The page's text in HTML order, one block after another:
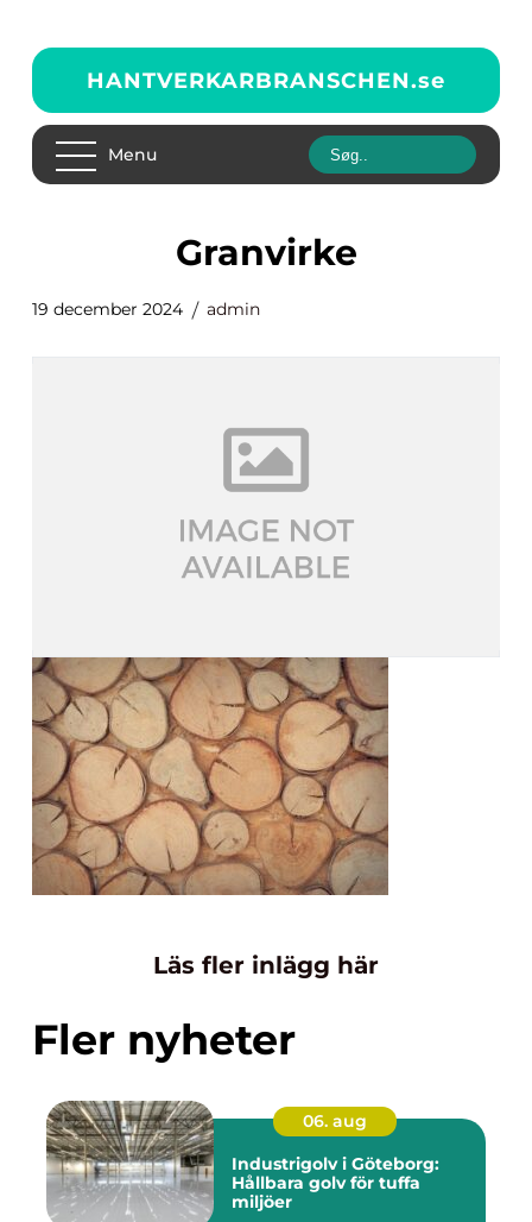
HANTVERKARBRANSCHEN.se
Menu
granvirke
19 december 2024 admin
Läs fler inlägg här
Fler nyheter
06. aug
Industrigolv i Göteborg:
Hållbara golv för tuffa
miljöer